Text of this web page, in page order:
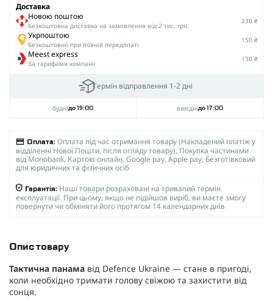
Доставка
Новою поштою
Безкоштовна доставка на замовлення від 2 тис. грн.
230 ₴
Укрпоштою
Безкоштовно при повній передплаті
150 ₴
Meest express
За тарифами компанії
130 ₴
Термін відправлення 1-2 дні
буднідо 19:00 вихіднідо 17:00
Оплата: Оплата під час отримання товару (Накладений платіж у
відділенні Нової Пошти, після огляду товару), Покупка частинами
від Monobank, Картою онлайн, Google pay, Apple pay, Безготівковий
для юридичних та фізичних осіб
Гарантія: Наші товари розраховані на тривалий термін
експлуатації. При цьому, якщо не підійшов виріб, ви маєте змогу
повернути чи обміняти його протягом 14 календарних днів
Опис товару
Тактична панама від Defence Ukraine — стане в пригоді,
коли необхідно тримати голову свіжою та захистити від
сонця.